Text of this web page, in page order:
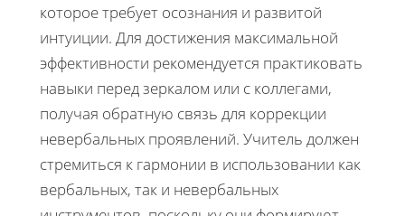
которое требует осознания и развитой
интуиции. Для достижения максимальной
эффективности рекомендуется практиковать
навыки перед зеркалом или с коллегами,
получая обратную связь для коррекции
невербальных проявлений. Учитель должен
стремиться к гармонии в использовании как
вербальных, так и невербальных